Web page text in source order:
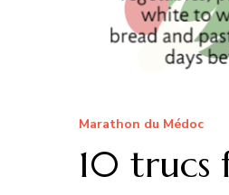
Marathon du Médoc
10 trucs